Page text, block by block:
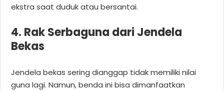
ekstra saat duduk atau bersantai.
4. Rak Serbaguna dari Jendela
Bekas
Jendela bekas sering dianggap tidak memiliki nilai
guna lagi. Namun, benda ini bisa dimanfaatkan